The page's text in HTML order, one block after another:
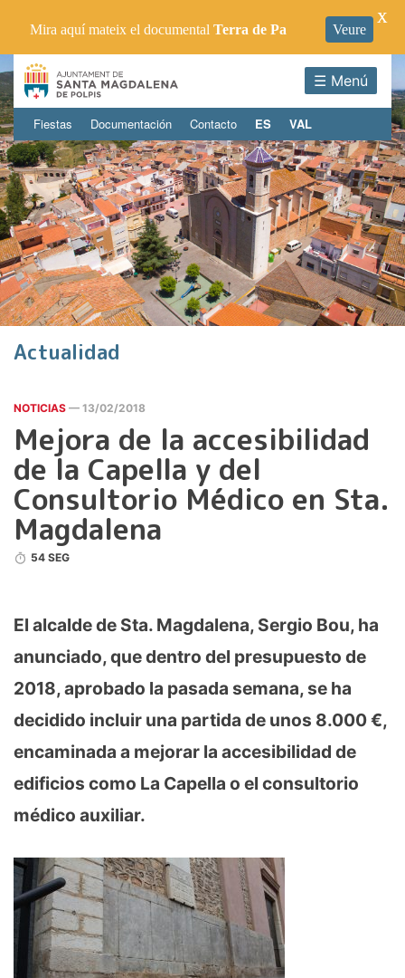
☰ Menú
Fiestas Documentación Contacto ES VAL
Actualidad
NOTICIAS — 13/02/2018
Mejora de la accesibilidad
de la Capella y del
Consultorio Médico en Sta.
Magdalena
54 SEG
El alcalde de Sta. Magdalena, Sergio Bou, ha
anunciado, que dentro del presupuesto de
2018, aprobado la pasada semana, se ha
decidido incluir una partida de unos 8.000 €,
encaminada a mejorar la accesibilidad de
edificios como La Capella o el consultorio
médico auxiliar.
Mira aquí mateix el documental Terra de Pa Veure
X